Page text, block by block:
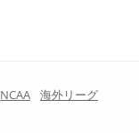
NCAA
海外リーグ